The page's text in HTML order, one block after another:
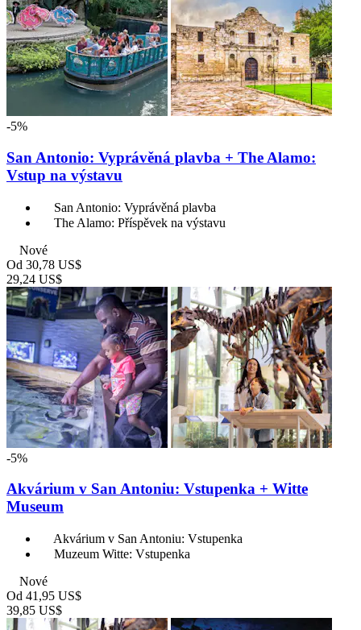
-5%
San Antonio: Vyprávěná plavba + The Alamo:
Vstup na výstavu
San Antonio: Vyprávěná plavba
The Alamo: Příspěvek na výstavu
Nové
Od 30,78 US$
29,24 US$
-5%
Akvárium v San Antoniu: Vstupenka + Witte
Museum
Akvárium v San Antoniu: Vstupenka
Muzeum Witte: Vstupenka
Nové
Od 41,95 US$
39,85 US$